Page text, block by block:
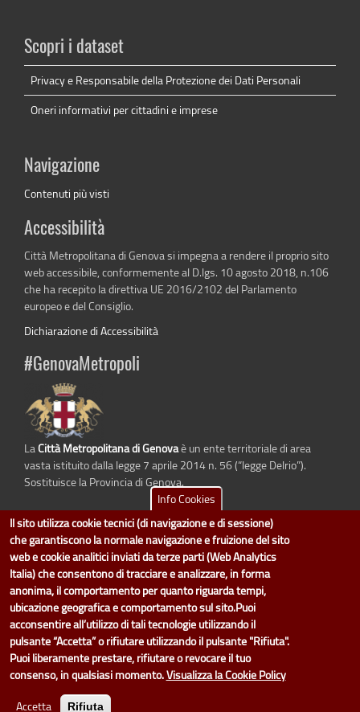
Scopri i dataset
Privacy e Responsabile della Protezione dei Dati Personali
Oneri informativi per cittadini e imprese
Navigazione
Contenuti più visti
Accessibilità
Città Metropolitana di Genova si impegna a rendere il proprio sito
web accessibile, conformemente al D.lgs. 10 agosto 2018, n.106
che ha recepito la direttiva UE 2016/2102 del Parlamento
europeo e del Consiglio.
Dichiarazione di Accessibilità
#GenovaMetropoli
LaCittà Metropolitana di Genovaè un ente territoriale di area
vasta istituito dalla legge 7 aprile 2014 n. 56 (“legge Delrio”).
Sostituisce la Provincia di Genova.
dati.cittametropolitana.genova.it è il progetto "Open Data" della
Metropolitana di Genova
Il design e la gestione sono a cura del Servizio Sistemi Informativi. Ogni
Direzione è responsabile per la parte di "dati" e "dataset".
accedi (area riservata)|contatti|privacy |Statistiche
Info Cookies
Il sito utilizza cookie tecnici (di navigazione e di sessione)
che garantiscono la normale navigazione e fruizione del sito
web e cookie analitici inviati da terze parti (Web Analytics
Italia) che consentono di tracciare e analizzare, in forma
anonima, il comportamento per quanto riguarda tempi,
ubicazione geografica e comportamento sul sito.Puoi
acconsentire all’utilizzo di tali tecnologie utilizzando il
pulsante “Accetta” o rifiutare utilizzando il pulsante "Rifiuta".
Puoi liberamente prestare, rifiutare o revocare il tuo
consenso, in qualsiasi momento.Visualizza la Cookie Policy
Accetta Rifiuta